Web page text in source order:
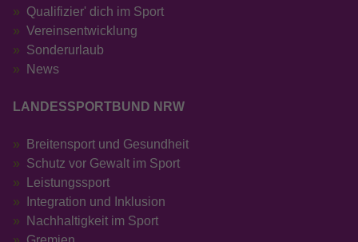
Qualifizier' dich im Sport
Vereinsentwicklung
Sonderurlaub
News
LANDESSPORTBUND NRW
Breitensport und Gesundheit
Schutz vor Gewalt im Sport
Leistungssport
Integration und Inklusion
Nachhaltigkeit im Sport